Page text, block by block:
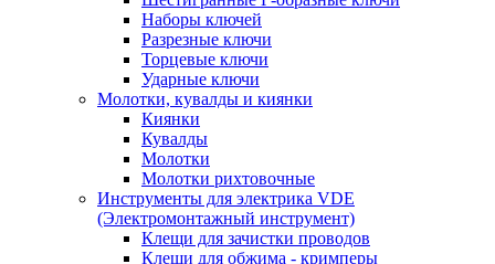
Наборы ключей
Разрезные ключи
Торцевые ключи
Ударные ключи
Молотки, кувалды и киянки
Киянки
Кувалды
Молотки
Молотки рихтовочные
Инструменты для электрика VDE
(Электромонтажный инструмент)
Клещи для зачистки проводов
Клещи для обжима - кримперы